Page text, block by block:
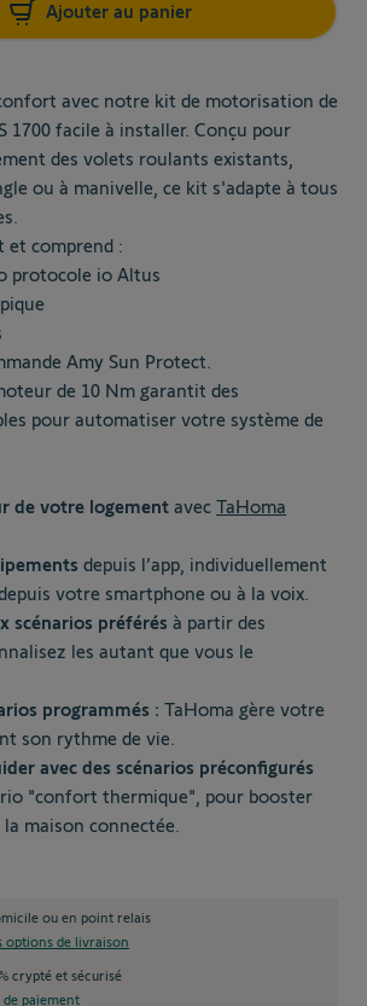
Ajouter au panier
avec notre kit de motorisation de
1700 facile à installer. Conçu pour
des volets roulants existants,
ou à manivelle, ce kit s'adapte à tous
et comprend :
protocole io Altus
Amy Sun Protect.
de 10 Nm garantit des
pour automatiser votre système de
de votre logement avec TaHoma
depuis l’app, individuellement
votre smartphone ou à la voix.
scénarios préférés à partir des
les autant que vous le
programmés : TaHoma gère votre
son rythme de vie.
avec des scénarios préconfigurés
"confort thermique", pour booster
la maison connectée.
ou en point relais
options de livraison
crypté et sécurisé
paiement